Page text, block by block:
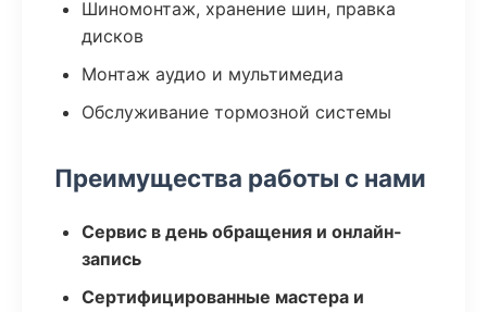
Шиномонтаж, хранение шин, правка
дисков
Монтаж аудио и мультимедиа
Обслуживание тормозной системы
Преимущества работы с нами
Сервис в день обращения и онлайн-
запись
Сертифицированные мастера и